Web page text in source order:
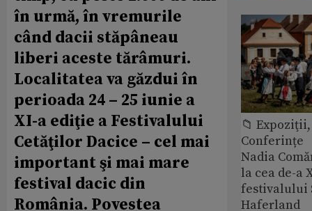
în urmă, în vremurile
când dacii stăpâneau
liberi aceste tărâmuri.
Localitatea va găzdui în
perioada 24 – 25 iunie a
XI-a ediţie a Festivalului
Cetăţilor Dacice – cel mai
important şi mai mare
festival dacic din
România. Povestea
📁
Conferințe
Nadia
la cea de-a
festivalului
Haferland